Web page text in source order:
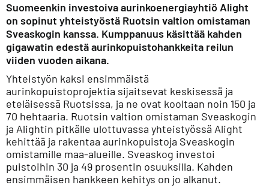
Suomeenkin investoiva aurinkoenergiayhtiö Alight
on sopinut yhteistyöstä Ruotsin valtion omistaman
Sveaskogin kanssa. Kumppanuus käsittää kahden
gigawatin edestä aurinkopuistohankkeita reilun
viiden vuoden aikana.
Yhteistyön kaksi ensimmäistä
aurinkopuistoprojektia sijaitsevat keskisessä ja
eteläisessä Ruotsissa, ja ne ovat kooltaan noin 150 ja
70 hehtaaria. Ruotsin valtion omistaman Sveaskogin
ja Alightin pitkälle ulottuvassa yhteistyössä Alight
kehittää ja rakentaa aurinkopuistoja Sveaskogin
omistamille maa-alueille. Sveaskog investoi
puistoihin 30 ja 49 prosentin osuuksilla. Kahden
ensimmäisen hankkeen kehitys on jo alkanut.